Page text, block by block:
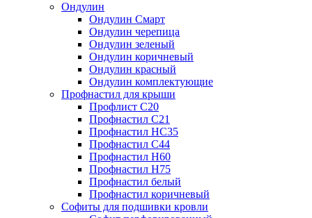
Ондулин
Ондулин Смарт
Ондулин черепица
Ондулин зеленый
Ондулин коричневый
Ондулин красный
Ондулин комплектующие
Профнастил для крыши
Профлист С20
Профнастил С21
Профнастил НС35
Профнастил С44
Профнастил Н60
Профнастил Н75
Профнастил белый
Профнастил коричневый
Софиты для подшивки кровли